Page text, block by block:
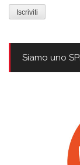
mail
Siamo uno